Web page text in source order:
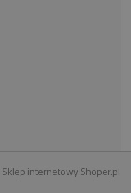
Sklep internetowy Shoper.pl